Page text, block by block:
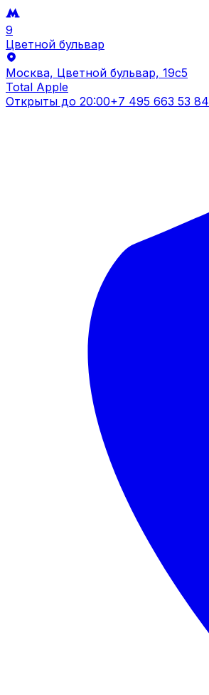
9
Цветной бульвар
Москва, Цветной бульвар, 19c5
Total Apple
Открыты до 20:00+7 495 663 53 84